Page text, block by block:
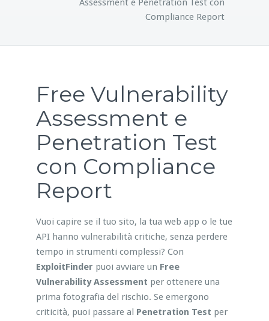
Assessment e Penetration Test con
Compliance Report
Free Vulnerability
Assessment e
Penetration Test
con Compliance
Report
Vuoi capire se il tuo sito, la tua web app o le tue
API hanno vulnerabilità critiche, senza perdere
tempo in strumenti complessi? Con
ExploitFinder puoi avviare un Free
Vulnerability Assessment per ottenere una
prima fotografia del rischio. Se emergono
criticità, puoi passare al Penetration Test per